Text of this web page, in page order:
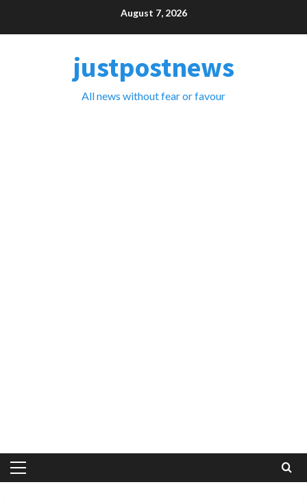
August 7, 2026
justpostnews
All news without fear or favour
Primary